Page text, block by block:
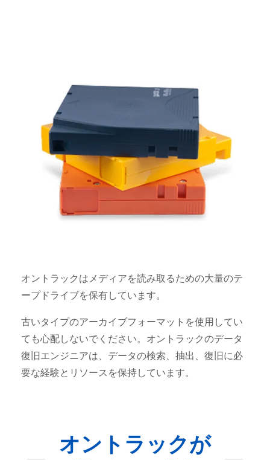
オントラックはメディアを読み取るための大量のテ
ープドライブを保有しています。
古いタイプのアーカイブフォーマットを使用してい
ても心配しないでください。オントラックのデータ
復旧エンジニアは、データの検索、抽出、復旧に必
要な経験とリソースを保持しています。
オントラックが